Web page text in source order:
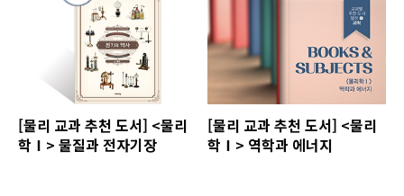
[물리 교과 추천 도서] <물리
학Ⅰ> 물질과 전자기장
[물리 교과 추천 도서] <물리
학Ⅰ> 역학과 에너지